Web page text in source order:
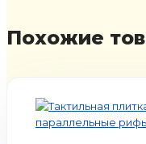
Похожие